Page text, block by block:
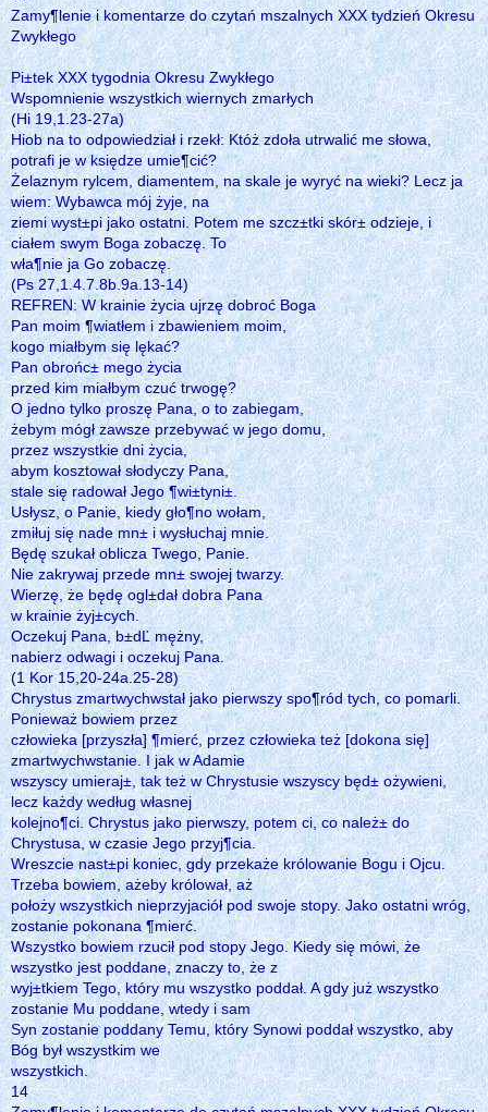
Zamy¶lenie i komentarze do czytań mszalnych XXX tydzień Okresu
Zwykłego
Pi±tek XXX tygodnia Okresu Zwykłego
Wspomnienie wszystkich wiernych zmarłych
(Hi 19,1.23-27a)
Hiob na to odpowiedział i rzekł: Któż zdoła utrwalić me słowa,
potrafi je w księdze umie¶cić?
Żelaznym rylcem, diamentem, na skale je wyryć na wieki? Lecz ja
wiem: Wybawca mój żyje, na
ziemi wyst±pi jako ostatni. Potem me szcz±tki skór± odzieje, i
ciałem swym Boga zobaczę. To
wła¶nie ja Go zobaczę.
(Ps 27,1.4.7.8b.9a.13-14)
REFREN: W krainie życia ujrzę dobroć Boga
Pan moim ¶wiatłem i zbawieniem moim,
kogo miałbym się lękać?
Pan obrońc± mego życia
przed kim miałbym czuć trwogę?
O jedno tylko proszę Pana, o to zabiegam,
żebym mógł zawsze przebywać w jego domu,
przez wszystkie dni życia,
abym kosztował słodyczy Pana,
stale się radował Jego ¶wi±tyni±.
Usłysz, o Panie, kiedy gło¶no wołam,
zmiłuj się nade mn± i wysłuchaj mnie.
Będę szukał oblicza Twego, Panie.
Nie zakrywaj przede mn± swojej twarzy.
Wierzę, że będę ogl±dał dobra Pana
w krainie żyj±cych.
Oczekuj Pana, b±dĽ mężny,
nabierz odwagi i oczekuj Pana.
(1 Kor 15,20-24a.25-28)
Chrystus zmartwychwstał jako pierwszy spo¶ród tych, co pomarli.
Ponieważ bowiem przez
człowieka [przyszła] ¶mierć, przez człowieka też [dokona się]
zmartwychwstanie. I jak w Adamie
wszyscy umieraj±, tak też w Chrystusie wszyscy będ± ożywieni,
lecz każdy według własnej
kolejno¶ci. Chrystus jako pierwszy, potem ci, co należ± do
Chrystusa, w czasie Jego przyj¶cia.
Wreszcie nast±pi koniec, gdy przekaże królowanie Bogu i Ojcu.
Trzeba bowiem, ażeby królował, aż
położy wszystkich nieprzyjaciół pod swoje stopy. Jako ostatni wróg,
zostanie pokonana ¶mierć.
Wszystko bowiem rzucił pod stopy Jego. Kiedy się mówi, że
wszystko jest poddane, znaczy to, że z
wyj±tkiem Tego, który mu wszystko poddał. A gdy już wszystko
zostanie Mu poddane, wtedy i sam
Syn zostanie poddany Temu, który Synowi poddał wszystko, aby
Bóg był wszystkim we
wszystkich.
14